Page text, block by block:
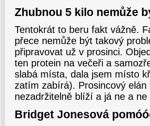
Zhubnou 5 kilo nemůže
Tentokrát to beru fakt vážně.
přece nemůže být takový
připravovat už v prosinci.
ten protein na večeři a
slabá místa, dala jsem místo
zatím zabírá). Prosincový
nezadržitelně blíží a já ne a ne
Bridget Jonesová